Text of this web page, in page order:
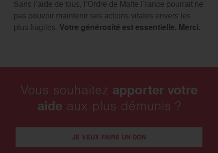
Sans l’aide de tous, l’Ordre de Malte France pourrait ne
pas pouvoir maintenir ses actions vitales envers les
plus fragiles. Votre générosité est essentielle. Merci.
Vous souhaitez apporter votre
aide aux plus démunis ?
JE VEUX FAIRE UN DON